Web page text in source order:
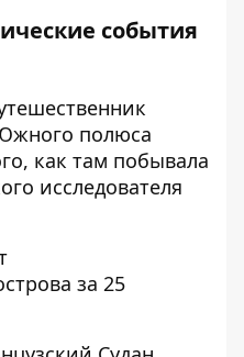
события
полюса
как там побывала
исследователя
за 25